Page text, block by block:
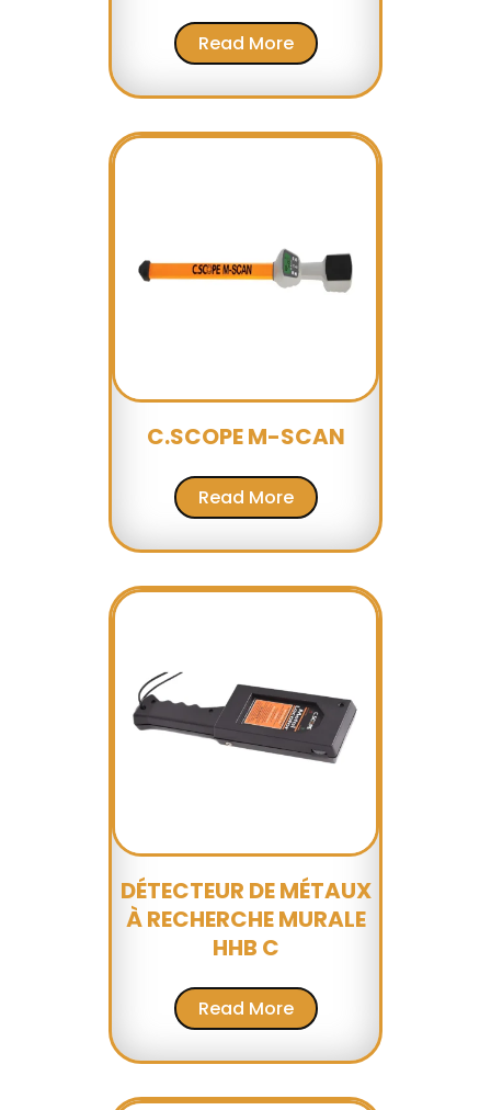
Read More
C.SCOPE M-SCAN
Read More
DÉTECTEUR DE MÉTAUX
À RECHERCHE MURALE
HHB C
Read More